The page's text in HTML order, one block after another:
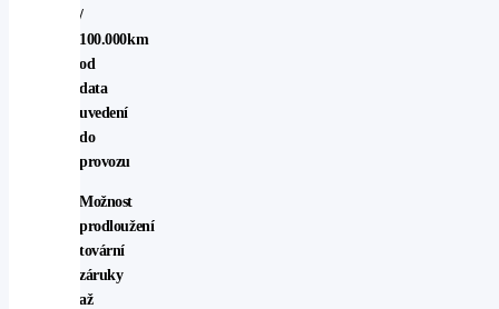
/
100.000km
od
data
uvedení
do
provozu
Možnost
prodloužení
tovární
záruky
až